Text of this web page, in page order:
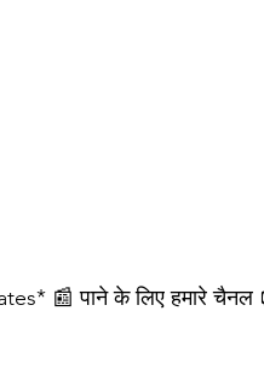
📰 पाने के लिए हमारे चैनल